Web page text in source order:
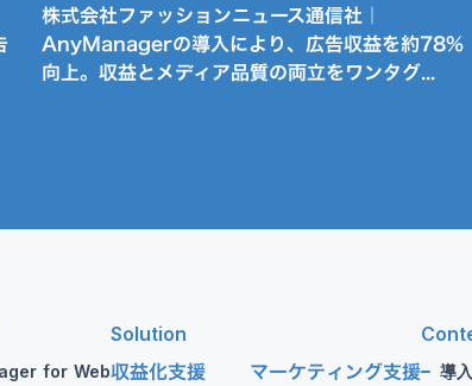
株式会社ファッションニュース通信社｜
AnyManagerの導入により、広告収益を約78%
向上。収益とメディア品質の両立をワンタグ...
for Web
Solution
収益化支援 マーケティング支援
導